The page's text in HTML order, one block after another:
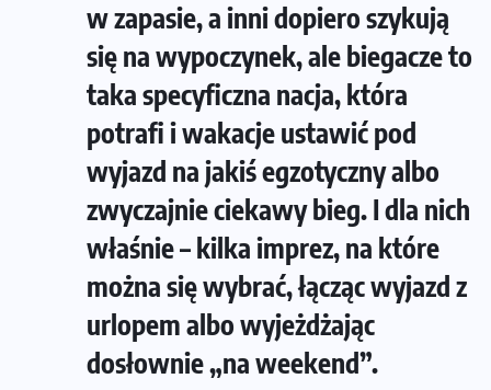
w zapasie, a inni dopiero szykują
się na wypoczynek, ale biegacze to
taka specyficzna nacja, która
potrafi i wakacje ustawić pod
wyjazd na jakiś egzotyczny albo
zwyczajnie ciekawy bieg. I dla nich
właśnie – kilka imprez, na które
można się wybrać, łącząc wyjazd z
urlopem albo wyjeżdżając
dosłownie „na weekend”.